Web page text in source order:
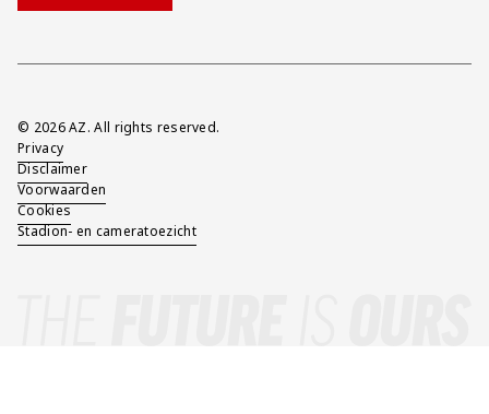
Overig
© 2026 AZ. All rights reserved.
Privacy
Disclaimer
Voorwaarden
Cookies
Stadion- en cameratoezicht